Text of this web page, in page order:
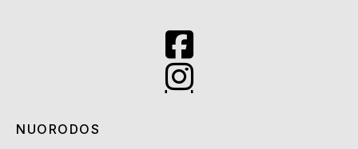
NUORODOS